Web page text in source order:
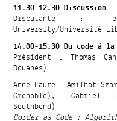
11.30-12.30 Discussion
Discutante :
University/Université
14.00-15.30 Du code à
Président : Thomas
Douanes)
Anne-Laure Amilhat-
Grenoble), Gabriel
Southbend)
Border as Code :